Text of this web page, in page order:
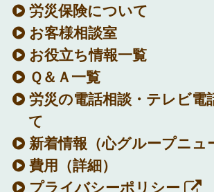
労災保険について
お客様相談室
お役立ち情報一覧
Ｑ＆Ａ一覧
労災の電話相談・テレビ電
て
新着情報 （心グループニュ
費用（詳細）
プライバシーポリシー